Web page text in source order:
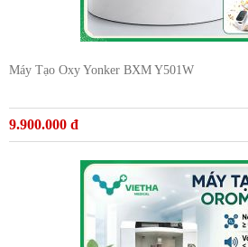
Máy Tạo Oxy Yonker BXM Y501W
9.900.000 đ